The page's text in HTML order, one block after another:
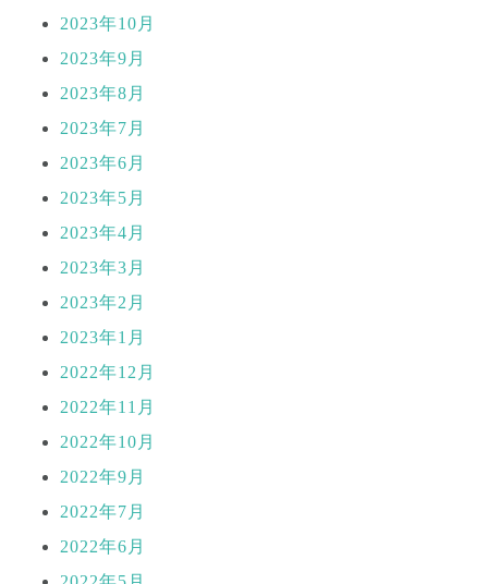
2023年10月
2023年9月
2023年8月
2023年7月
2023年6月
2023年5月
2023年4月
2023年3月
2023年2月
2023年1月
2022年12月
2022年11月
2022年10月
2022年9月
2022年7月
2022年6月